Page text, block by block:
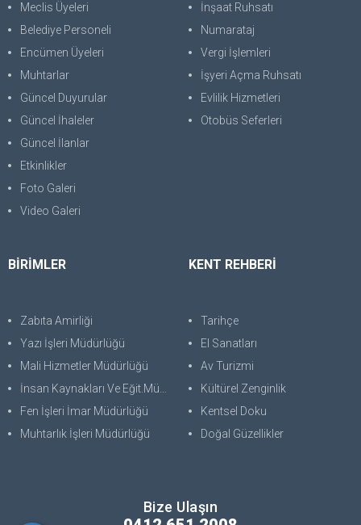
Meclis Üyeleri
Belediye Personeli
Encümen Üyeleri
Muhtarlar
Güncel Duyurular
Güncel İhaleler
Güncel İlanlar
Etkinlikler
Foto Galeri
Video Galeri
İnşaat Ruhsatı
Numarataj
Vergi İşlemleri
İşyeri Açma Ruhsatı
Evlilik Hizmetleri
Otobüs Seferleri
BİRİMLER
Zabıta Amirliği
Yazı İşleri Müdürlüğü
Mali Hizmetler Müdürlüğü
İnsan Kaynakları Ve Eğit.Müdürlüğü
Fen İşleri İmar Müdürlüğü
Muhtarlık İşleri Müdürlüğü
KENT REHBERİ
Tarihçe
El Sanatları
Av Turizmi
Kültürel Zenginlik
Kentsel Doku
Doğal Güzellikler
Bize Ulaşın